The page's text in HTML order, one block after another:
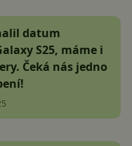
datum
S25, máme i
Čeká nás jedno